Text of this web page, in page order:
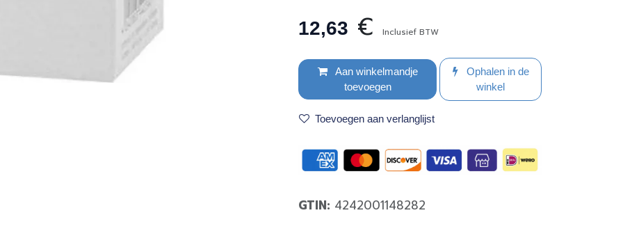
12,63 € Inclusief BTW
Aan winkelmandje
toevoegen
Ophalen in de
winkel
Toevoegen aan verlanglijst
GTIN: 4242001148282